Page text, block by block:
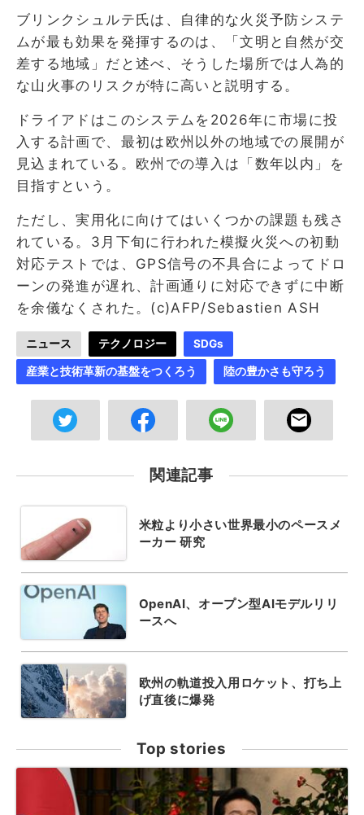
ブリンクシュルテ氏は、自律的な火災予防システ
ムが最も効果を発揮するのは、「文明と自然が交
差する地域」だと述べ、そうした場所では人為的
な山火事のリスクが特に高いと説明する。
ドライアドはこのシステムを2026年に市場に投
入する計画で、最初は欧州以外の地域での展開が
見込まれている。欧州での導入は「数年以内」を
目指すという。
ただし、実用化に向けてはいくつかの課題も残さ
れている。3月下旬に行われた模擬火災への初動
対応テストでは、GPS信号の不具合によってドロ
ーンの発進が遅れ、計画通りに対応できずに中断
を余儀なくされた。(c)AFP/Sebastien ASH
ニュース テクノロジー SDGs
産業と技術革新の基盤をつくろう 陸の豊かさも守ろう
関連記事
米粒より小さい世界最小のペースメ
ーカー 研究
OpenAI、オープン型AIモデルリリ
ースへ
欧州の軌道投入用ロケット、打ち上
げ直後に爆発
Top stories